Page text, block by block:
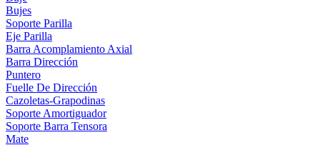
Bujes
Soporte Parilla
Eje Parilla
Barra Acomplamiento Axial
Barra Dirección
Puntero
Fuelle De Dirección
Cazoletas-Grapodinas
Soporte Amortiguador
Soporte Barra Tensora
Mate